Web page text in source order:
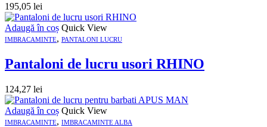
195,05 lei
Adaugă în coș Quick View
IMBRACAMINTE, PANTALONI LUCRU
Pantaloni de lucru usori RHINO
124,27 lei
Adaugă în coș Quick View
IMBRACAMINTE, IMBRACAMINTE ALBA